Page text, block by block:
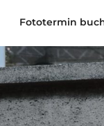
Fototermin